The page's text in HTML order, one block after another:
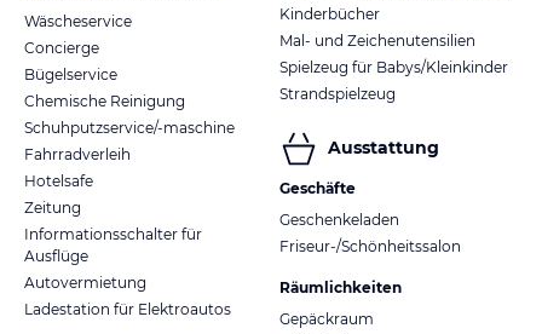
Wäscheservice
Concierge
Bügelservice
Chemische Reinigung
Schuhputzservice/-maschine
Fahrradverleih
Hotelsafe
Zeitung
Informationsschalter für
Ausflüge
Autovermietung
Ladestation für Elektroautos
Kinderbücher
Mal- und Zeichenutensilien
Spielzeug für Babys/Kleinkinder
Strandspielzeug
Ausstattung
Geschäfte
Geschenkeladen
Friseur-/Schönheitssalon
Räumlichkeiten
Gepäckraum